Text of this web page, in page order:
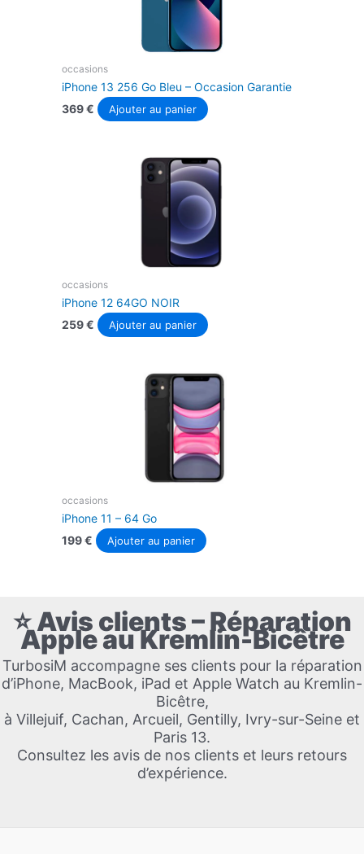
occasions
iPhone 13 256 Go Bleu – Occasion Garantie
369€ Ajouter au panier
occasions
iPhone 12 64GO NOIR
259€ Ajouter au panier
occasions
iPhone 11 – 64 Go
199€ Ajouter au panier
⭐ Avis clients – Réparation
Apple au Kremlin-Bicêtre
TurbosiM accompagne ses clients pour la réparation
d’iPhone, MacBook, iPad et Apple Watch au Kremlin-
Bicêtre,
à Villejuif, Cachan, Arcueil, Gentilly, Ivry-sur-Seine et
Paris 13.
Consultez les avis de nos clients et leurs retours
d’expérience.